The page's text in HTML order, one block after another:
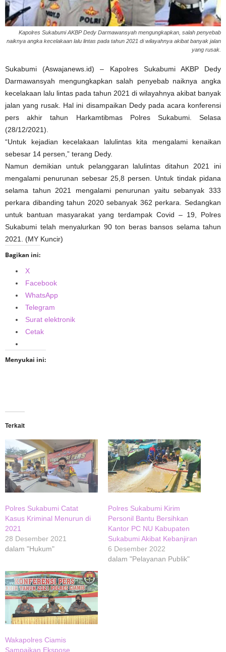
Kapolres Sukabumi AKBP Dedy Darmawansyah mengungkapkan, salah penyebab
naiknya angka kecelakaan lalu lintas pada tahun 2021 di wilayahnya akibat banyak jalan
yang rusak.
Sukabumi (Aswajanews.id) – Kapolres Sukabumi AKBP Dedy
Darmawansyah mengungkapkan salah penyebab naiknya angka
kecelakaan lalu lintas pada tahun 2021 di wilayahnya akibat banyak
jalan yang rusak. Hal ini disampaikan Dedy pada acara konferensi
pers akhir tahun Harkamtibmas Polres Sukabumi. Selasa
(28/12/2021).
“Untuk kejadian kecelakaan lalulintas kita mengalami kenaikan
sebesar 14 persen,” terang Dedy.
Namun demikian untuk pelanggaran lalulintas ditahun 2021 ini
mengalami penurunan sebesar 25,8 persen. Untuk tindak pidana
selama tahun 2021 mengalami penurunan yaitu sebanyak 333
perkara dibanding tahun 2020 sebanyak 362 perkara. Sedangkan
untuk bantuan masyarakat yang terdampak Covid – 19, Polres
Sukabumi telah menyalurkan 90 ton beras bansos selama tahun
2021. (MY Kuncir)
Bagikan ini:
X
Facebook
WhatsApp
Telegram
Surat elektronik
Cetak
Menyukai ini:
Terkait
Polres Sukabumi Catat
Kasus Kriminal Menurun di
2021
28 Desember 2021
dalam "Hukum"
Polres Sukabumi Kirim
Personil Bantu Bersihkan
Kantor PC NU Kabupaten
Sukabumi Akibat Kebanjiran
6 Desember 2022
dalam "Pelayanan Publik"
Wakapolres Ciamis
Sampaikan Ekspose